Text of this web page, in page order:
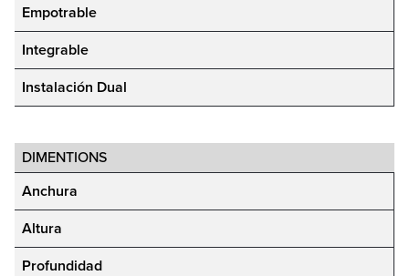
Inspiration & Planning
News
Recipes
Downloads
My Account
Property Developers
Yachts
Empotrable
Integrable
Instalación Dual
DIMENTIONS
Anchura
Altura
Profundidad